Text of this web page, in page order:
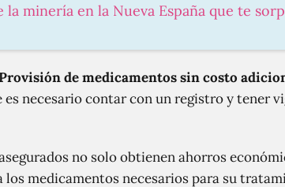
la minería en la Nueva España que te
de medicamentos sin costo
es necesario contar con un registro y tener
no solo obtienen ahorros
los medicamentos necesarios para su